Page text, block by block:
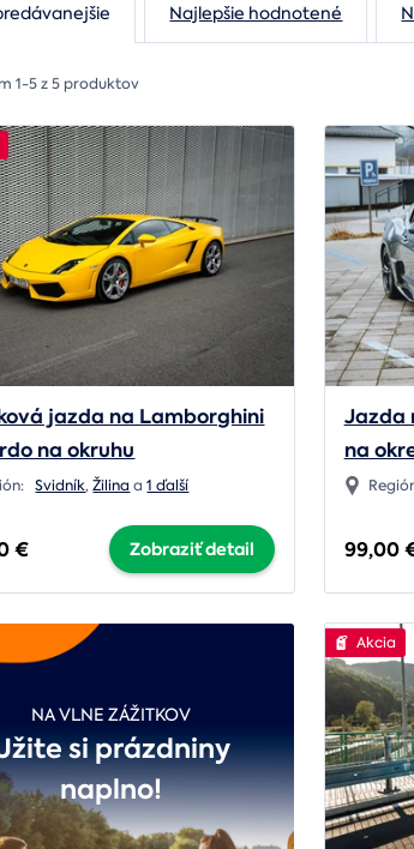
Najlepšie hodnotené
1-5 z 5 produktov
jazda na Lamborghini
na okruhu
Svidník,Žilina a1 ďalší
€ Zobraziť detail
Jazda
na
99,00
NA VLNE ZÁŽITKOV
si prázdniny
naplno!
Akcia